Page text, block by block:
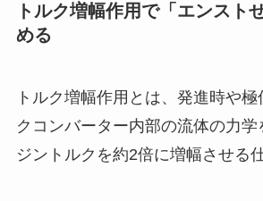
トルク増幅作用で「エンスト
める
トルク増幅作用とは、発進時や
クコンバーター内部の流体の力
ジントルクを約2倍に増幅させる